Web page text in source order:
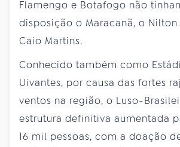
Flamengo e Botafogo não
disposição o Maracanã, o Nilton
Caio Martins.
Conhecido também como
Uivantes, por causa das fortes
ventos na região, o Luso-
estrutura definitiva aumentada
16 mil pessoas, com a doação